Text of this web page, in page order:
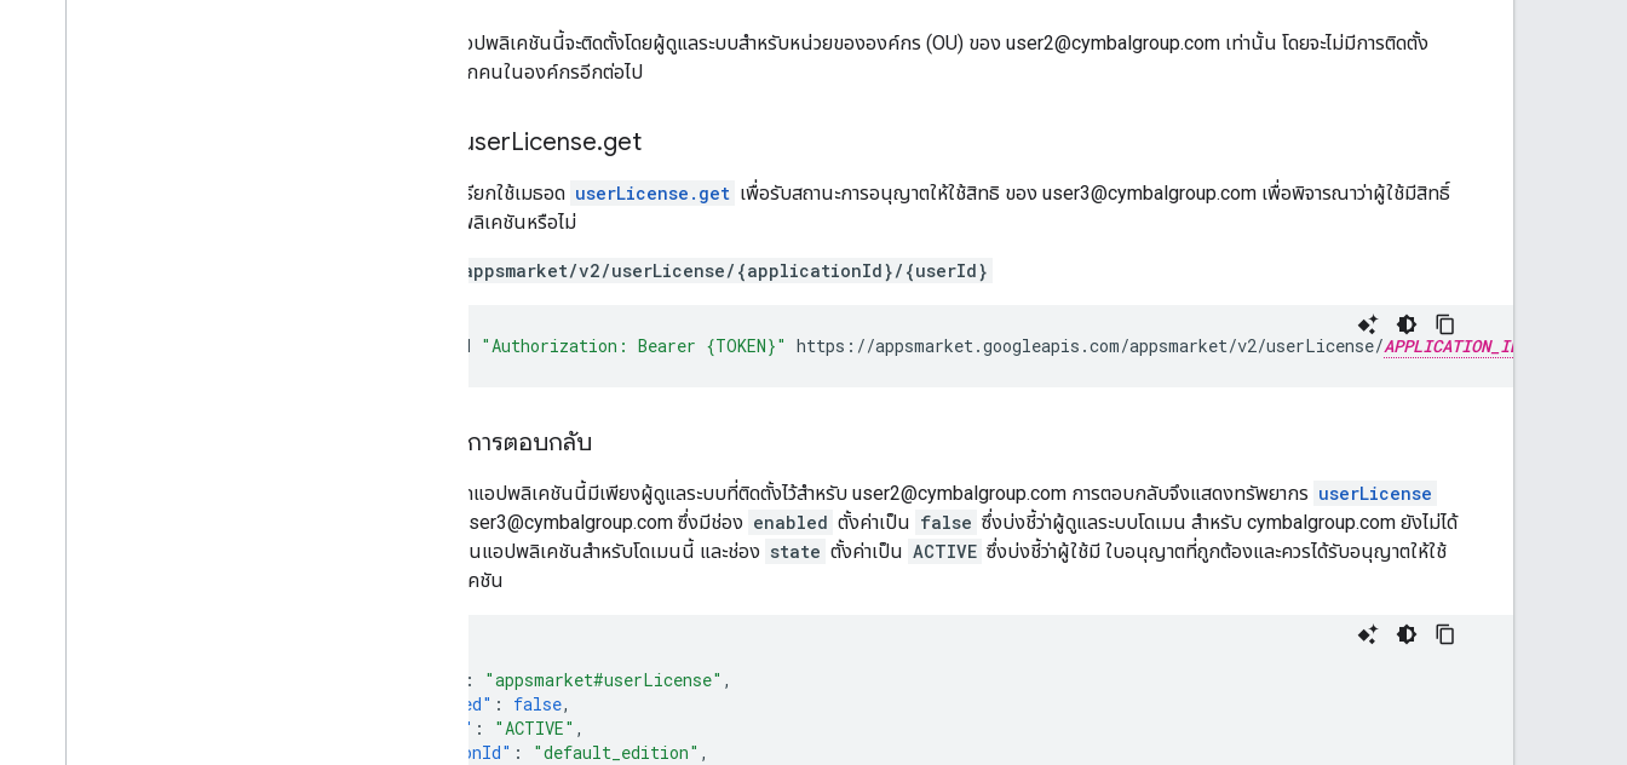
ตอนนี้แอปพลิเคชันนี้จะติดตั้งโดยผู้ดูแลระบบสำหรับหน่วยขององค์กร (OU) ของ user2@cymbalgroup.com เท่านั้น โดยจะไม่มีการติดตั้ง
สำหรับทุกคนในองค์กรอีกต่อไป
คำขอ userLicense.get
คำขอนี้เรียกใช้เมธอด userLicense.get เพื่อรับสถานะการอนุญาตให้ใช้สิทธิ ของ user3@cymbalgroup.com เพื่อพิจารณาว่าผู้ใช้มีสิทธิ์
ใช้ แอปพลิเคชันหรือไม่
GET /appsmarket/v2/userLicense/{applicationId}/{userId}
-H "Authorization: Bearer {TOKEN}" https://appsmarket.googleapis.com/appsmarket/v2/userLicense/APPLICATION_ID
เนื้อหาการตอบกลับ
เนื่องจากแอปพลิเคชันนี้มีเพียงผู้ดูแลระบบที่ติดตั้งไว้สำหรับ user2@cymbalgroup.com การตอบกลับจึงแสดงทรัพยากร userLicense
สำหรับ user3@cymbalgroup.com ซึ่งมีช่อง enabled ตั้งค่าเป็น false ซึ่งบ่งชี้ว่าผู้ดูแลระบบโดเมน สำหรับ cymbalgroup.com ยังไม่ได้
เปิดใช้งานแอปพลิเคชันสำหรับโดเมนนี้ และช่อง state ตั้งค่าเป็น ACTIVE ซึ่งบ่งชี้ว่าผู้ใช้มี ใบอนุญาตที่ถูกต้องและควรได้รับอนุญาตให้ใช้
แอปพลิเคชัน
: "appsmarket#userLicense" ,
"enabled" : false,
"state" : "ACTIVE" ,
"editionId" : "default_edition" ,